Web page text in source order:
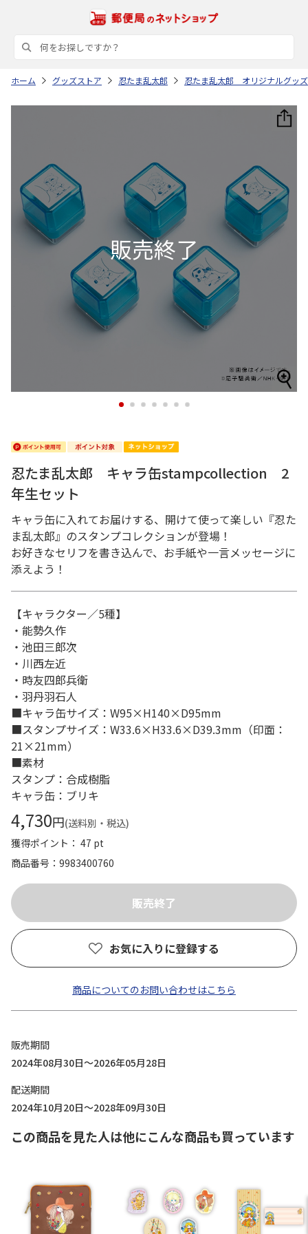
ホーム グッズストア 忍たま乱太郎 忍たま乱太郎 オリジナルグッズ
1 2 3 4 5 6 7
忍たま乱太郎 キャラ缶stampcollection 2
年生セット
キャラ缶に入れてお届けする、開けて使って楽しい『忍た
ま乱太郎』のスタンプコレクションが登場！
お好きなセリフを書き込んで、お手紙や一言メッセージに
添えよう！
【キャラクター／5種】
・能勢久作
・池田三郎次
・川西左近
・時友四郎兵衛
・羽丹羽石人
■キャラ缶サイズ：W95×H140×D95mm
■スタンプサイズ：W33.6×H33.6×D39.3mm（印面：
21×21mm）
■素材
スタンプ：合成樹脂
キャラ缶：ブリキ
4,730円(送料別・税込)
獲得ポイント： 47 pt
商品番号
9983400760
お気に入りに登録する
商品についてのお問い合わせはこちら
販売期間
2024年08月30日～2026年05月28日
配送期間
2024年10月20日～2028年09月30日
この商品を見た人は他にこんな商品も買っています